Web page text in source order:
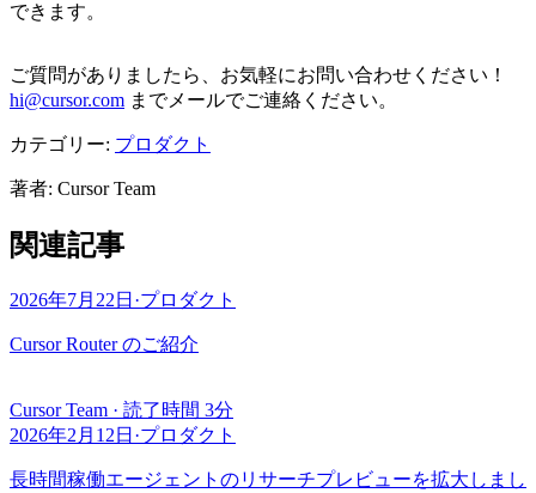
できます。
ご質問がありましたら、お気軽にお問い合わせください！
hi@cursor.com までメールでご連絡ください。
カテゴリー: プロダクト
著者: Cursor Team
関連記事
2026年7月22日 ·プロダクト
Cursor Router のご紹介
Cursor Team · 読了時間 3分
2026年2月12日 ·プロダクト
長時間稼働エージェントのリサーチプレビューを拡大しまし